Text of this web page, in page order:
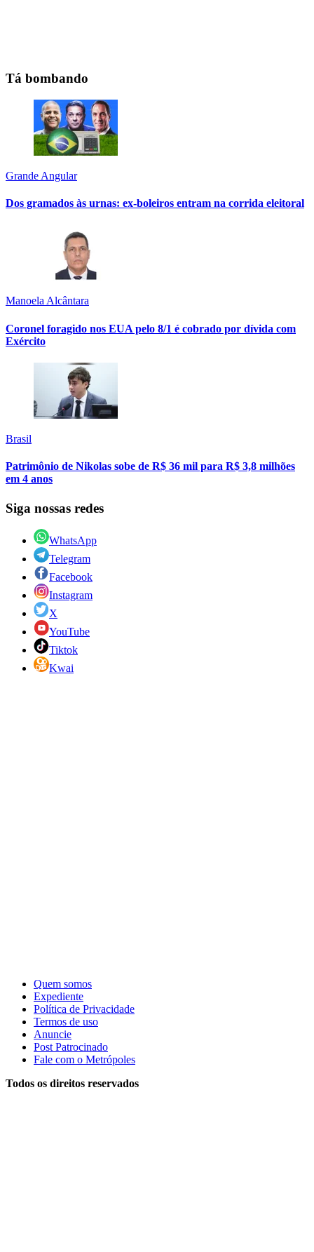
Tá bombando
Grande Angular
Dos gramados às urnas: ex-boleiros entram na corrida eleitoral
Manoela Alcântara
Coronel foragido nos EUA pelo 8/1 é cobrado por dívida com
Exército
Brasil
Patrimônio de Nikolas sobe de R$ 36 mil para R$ 3,8 milhões
em 4 anos
Siga nossas redes
WhatsApp
Telegram
Facebook
Instagram
X
YouTube
Tiktok
Kwai
Quem somos
Expediente
Política de Privacidade
Termos de uso
Anuncie
Post Patrocinado
Fale com o Metrópoles
Todos os direitos reservados